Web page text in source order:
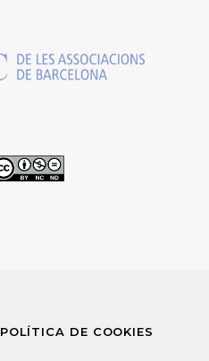
POLÍTICA DE COOKIES